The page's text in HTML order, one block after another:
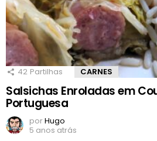
42 Partilhas CARNES
Salsichas Enroladas em
Portuguesa
porHugo
5 anos atrás